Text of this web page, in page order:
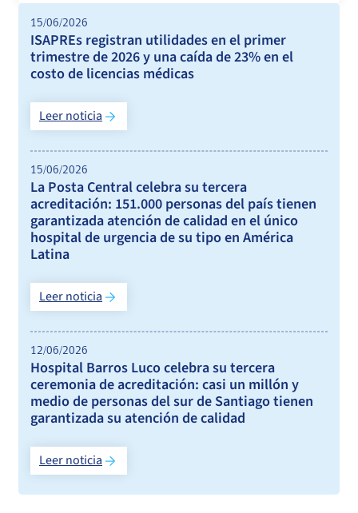
15/06/2026
ISAPREs registran utilidades en el primer
trimestre de 2026 y una caída de 23% en el
costo de licencias médicas
Leer noticia
15/06/2026
La Posta Central celebra su tercera
acreditación: 151.000 personas del país tienen
garantizada atención de calidad en el único
hospital de urgencia de su tipo en América
Latina
Leer noticia
12/06/2026
Hospital Barros Luco celebra su tercera
ceremonia de acreditación: casi un millón y
medio de personas del sur de Santiago tienen
garantizada su atención de calidad
Leer noticia